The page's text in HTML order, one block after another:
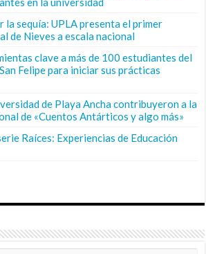
la sequía: UPLA presenta el primer
de Nieves a escala nacional
clave a más de 100 estudiantes del
Felipe para iniciar sus prácticas
de Playa Ancha contribuyeron a la
de «Cuentos Antárticos y algo más»
Raíces: Experiencias de Educación